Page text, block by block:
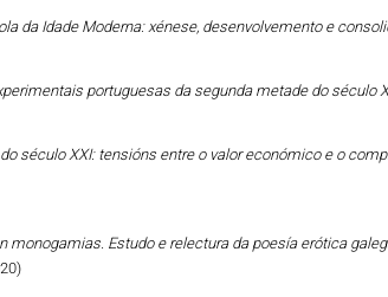
da Idade Moderna: xénese, desenvolvemento e
portuguesas da segunda metade do século
século XXI: tensións entre o valor económico e o
Estudo e relectura da poesía erótica